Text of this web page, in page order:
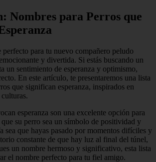
Nombres para Perros que
para tu nuevo compañero peludo
y divertida. Si estás buscando un
un sentimiento de esperanza y optimismo,
En este artículo, te presentaremos una lista
que significan esperanza, inspirados en
esperanza son una excelente opción para
que su perro sea un símbolo de positividad y
sea que hayas pasado por momentos difíciles y
constante de que hay luz al final del túnel,
un nombre hermoso y significativo, esta lista
el nombre perfecto para tu fiel amigo.